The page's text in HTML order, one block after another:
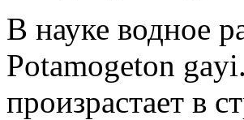
В науке водное
Potamogeton
произрастает в